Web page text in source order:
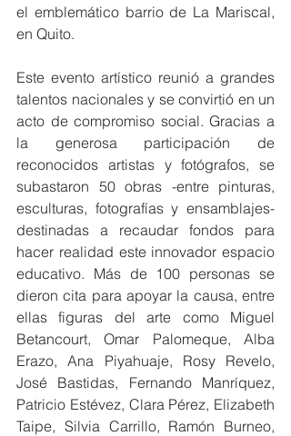
el emblemático barrio de La Mariscal,
en Quito.
Este evento artístico reunió a grandes
talentos nacionales y se convirtió en un
acto de compromiso social. Gracias a
la generosa participación de
reconocidos artistas y fotógrafos, se
subastaron 50 obras -entre pinturas,
esculturas, fotografías y ensamblajes-
destinadas a recaudar fondos para
hacer realidad este innovador espacio
educativo. Más de 100 personas se
dieron cita para apoyar la causa, entre
ellas figuras del arte como Miguel
Betancourt, Omar Palomeque, Alba
Erazo, Ana Piyahuaje, Rosy Revelo,
José Bastidas, Fernando Manríquez,
Patricio Estévez, Clara Pérez, Elizabeth
Taipe, Silvia Carrillo, Ramón Burneo,